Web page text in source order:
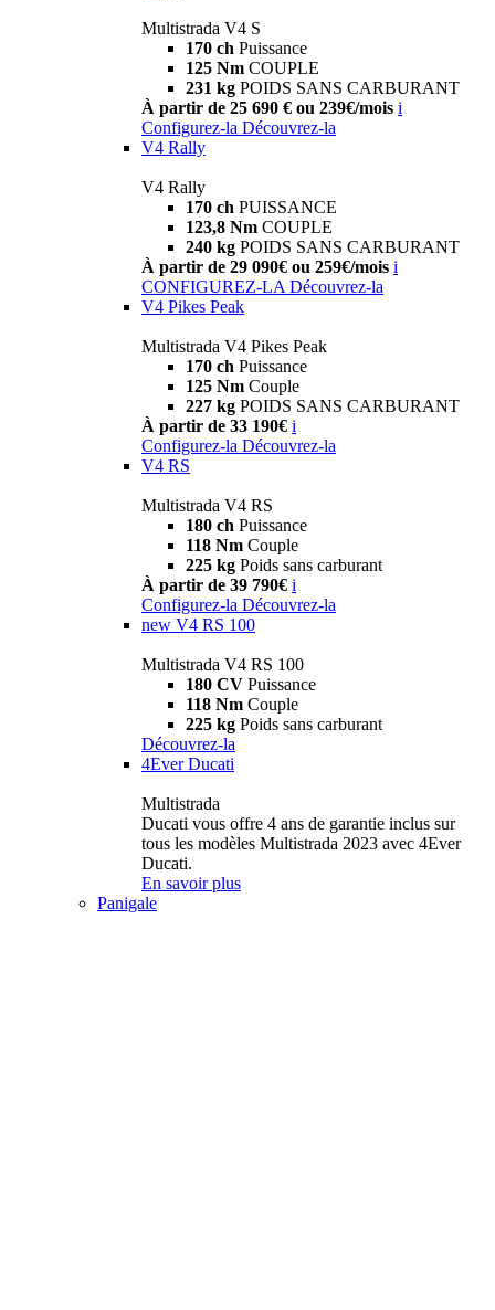
Multistrada V4 S
170 ch Puissance
125 Nm COUPLE
231 kg POIDS SANS CARBURANT
À partir de 25 690 € ou 239€/mois i
Configurez-la Découvrez-la
V4 Rally
V4 Rally
170 ch PUISSANCE
123,8 Nm COUPLE
240 kg POIDS SANS CARBURANT
À partir de 29 090€ ou 259€/mois i
CONFIGUREZ-LA Découvrez-la
V4 Pikes Peak
Multistrada V4 Pikes Peak
170 ch Puissance
125 Nm Couple
227 kg POIDS SANS CARBURANT
À partir de 33 190€ i
Configurez-la Découvrez-la
V4 RS
Multistrada V4 RS
180 ch Puissance
118 Nm Couple
225 kg Poids sans carburant
À partir de 39 790€ i
Configurez-la Découvrez-la
new V4 RS 100
Multistrada V4 RS 100
180 CV Puissance
118 Nm Couple
225 kg Poids sans carburant
Découvrez-la
4Ever Ducati
Multistrada
Ducati vous offre 4 ans de garantie inclus sur
tous les modèles Multistrada 2023 avec 4Ever
Ducati.
En savoir plus
Panigale